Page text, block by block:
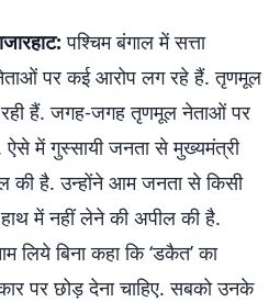
पश्चिम बंगाल में सत्ता
पर कई आरोप लग रहे हैं. तृणमूल
रही हैं. जगह-जगह तृणमूल नेताओं पर
में गुस्सायी जनता से मुख्यमंत्री
की है. उन्होंने आम जनता से किसी
में नहीं लेने की अपील की है.
लिये बिना कहा कि ‘डकैत’ का
पर छोड़ देना चाहिए. सबको उनके